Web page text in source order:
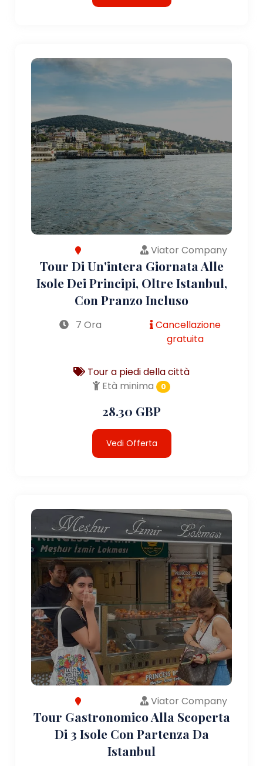
Viator Company
Tour Di Un'intera Giornata Alle
Isole Dei Principi, Oltre Istanbul,
Con Pranzo Incluso
7 Ora
Cancellazione
gratuita
Tour a piedi della città
Età minima
0
28.30 GBP
Vedi Offerta
Viator Company
Tour Gastronomico Alla Scoperta
Di 3 Isole Con Partenza Da
Istanbul